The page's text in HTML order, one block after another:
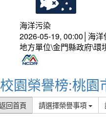
海洋污染
2026-05-19, 00:00│海洋
地方單位\金門縣政府\
校園榮譽榜:桃園
回首頁 請選擇榮譽事項